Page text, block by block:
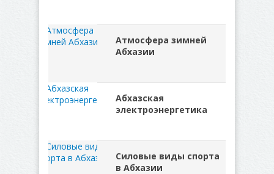
Атмосфера зимней
Абхазии
Абхазская
электроэнергетика
Силовые виды спорта
в Абхазии